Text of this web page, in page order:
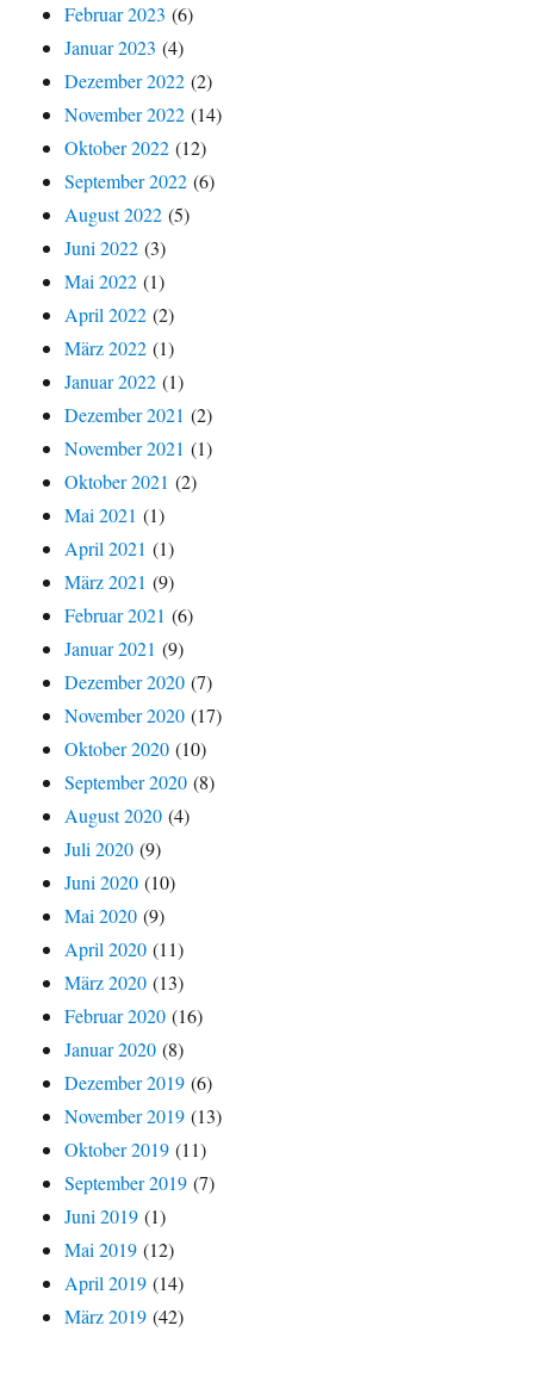
Februar 2023 (6)
Januar 2023 (4)
Dezember 2022 (2)
November 2022 (14)
Oktober 2022 (12)
September 2022 (6)
August 2022 (5)
Juni 2022 (3)
Mai 2022 (1)
April 2022 (2)
März 2022 (1)
Januar 2022 (1)
Dezember 2021 (2)
November 2021 (1)
Oktober 2021 (2)
Mai 2021 (1)
April 2021 (1)
März 2021 (9)
Februar 2021 (6)
Januar 2021 (9)
Dezember 2020 (7)
November 2020 (17)
Oktober 2020 (10)
September 2020 (8)
August 2020 (4)
Juli 2020 (9)
Juni 2020 (10)
Mai 2020 (9)
April 2020 (11)
März 2020 (13)
Februar 2020 (16)
Januar 2020 (8)
Dezember 2019 (6)
November 2019 (13)
Oktober 2019 (11)
September 2019 (7)
Juni 2019 (1)
Mai 2019 (12)
April 2019 (14)
März 2019 (42)